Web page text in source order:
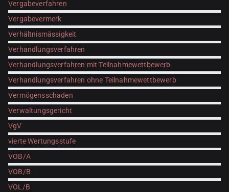
Vergabeverfahren
Vergabevermerk
Verhältnismässigkeit
Verhandlungsverfahren
Verhandlungsverfahren mit Teilnahmewettbewerb
Verhandlungsverfahren ohne Teilnahmewettbewerb
Vermögensschaden
Verwaltungsgericht
VgV
vierte Wertungsstufe
VOB/A
VOB/B
VOL/B